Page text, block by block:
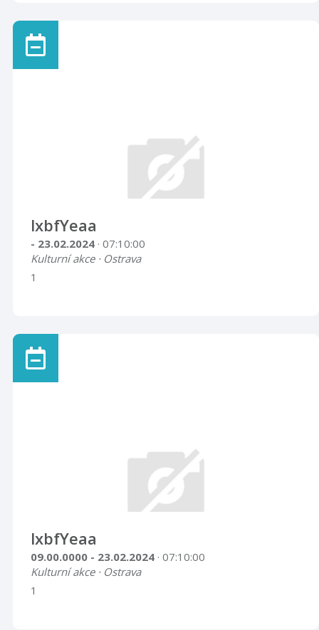
lxbfYeaa
- 23.02.2024 · 07:10:00
Kulturní akce · Ostrava
1
lxbfYeaa
09.00.0000 - 23.02.2024 · 07:10:00
Kulturní akce · Ostrava
1